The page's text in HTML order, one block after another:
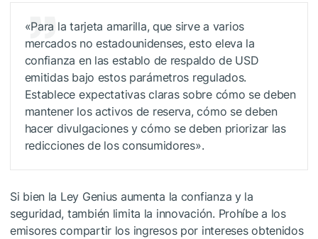
«Para la tarjeta amarilla, que sirve a varios
mercados no estadounidenses, esto eleva la
confianza en las establo de respaldo de USD
emitidas bajo estos parámetros regulados.
Establece expectativas claras sobre cómo se deben
mantener los activos de reserva, cómo se deben
hacer divulgaciones y cómo se deben priorizar las
redicciones de los consumidores».
Si bien la Ley Genius aumenta la confianza y la
seguridad, también limita la innovación. Prohíbe a los
emisores compartir los ingresos por intereses obtenidos